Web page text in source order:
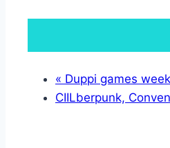
« Duppi games
CIILberpunk,